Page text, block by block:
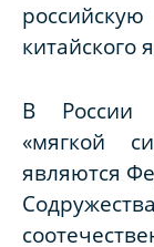
китайского
В России
«мягкой
являются